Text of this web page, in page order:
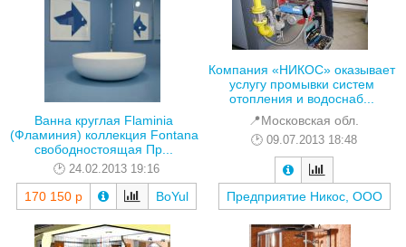
Ванна круглая Flaminia
(Фламиния) коллекция Fontana
свободностоящая Пр...
24.02.2013 19:16
170 150 р BoYul
Компания «НИКОС» оказывает
услугу промывки систем
отопления и водоснаб...
📍Московская обл.
09.07.2013 18:48
Предприятие Никос, ООО